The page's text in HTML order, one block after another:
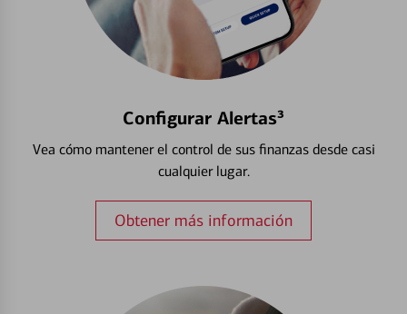
Configurar Alertas³
Vea cómo mantener el control de sus finanzas desde casi
cualquier lugar.
Obtener más información